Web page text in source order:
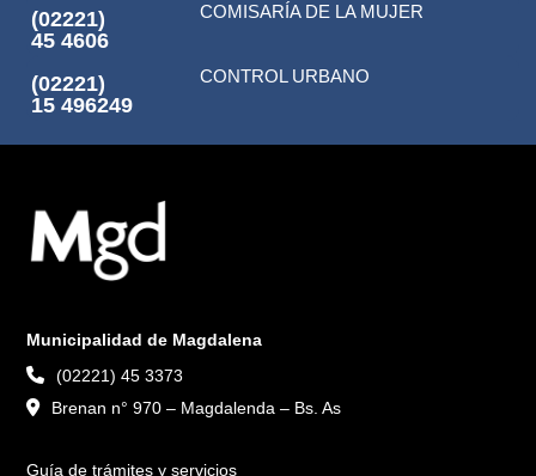
(02221)
45 4606
COMISARÍA DE LA MUJER
(02221)
15 496249
CONTROL URBANO
Municipalidad de Magdalena
(02221) 45 3373
Brenan n° 970 – Magdalenda – Bs. As
Guía de trámites y servicios